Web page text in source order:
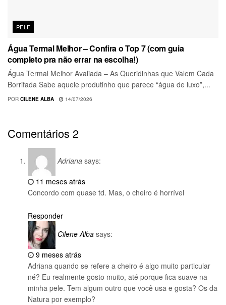
PELE
Água Termal Melhor – Confira o Top 7 (com guia
completo pra não errar na escolha!)
Água Termal Melhor Avaliada – As Queridinhas que Valem Cada
Borrifada Sabe aquele produtinho que parece “água de luxo”,...
POR CILENE ALBA 14/07/2026
Comentários 2
Adriana says:
11 meses atrás
Concordo com quase td. Mas, o cheiro é horrível
Responder
Cilene Alba says:
9 meses atrás
Adriana quando se refere a cheiro é algo muito particular
né? Eu realmente gosto muito, até porque fica suave na
minha pele. Tem algum outro que você usa e gosta? Os da
Natura por exemplo?